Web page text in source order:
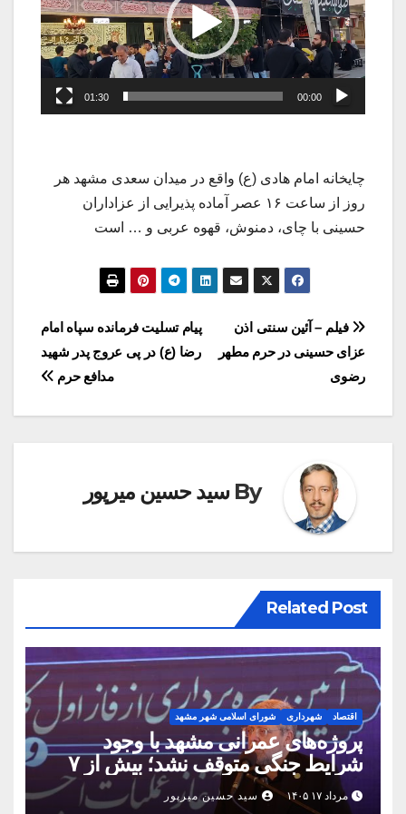
00:00
01:30
چایخانه امام هادی (ع) واقع در میدان سعدی مشهد هر
روز از ساعت ۱۶ عصر آماده پذیرایی از عزاداران
حسینی با چای، دمنوش، قهوه عربی و … است
راهبری
نوشته
پیام تسلیت فرمانده سپاه امام
رضا (ع) در پی عروج پدر شهید
مدافع حرم
فیلم – آئین سنتی اذن
عزای حسینی در حرم مطهر
رضوی
By سید حسین میرپور
Related Post
اقتصاد شهرداری شورای اسلامی شهر مشهد
پروژه‌های عمرانی مشهد با وجود
شرایط جنگی متوقف نشد؛ بیش از ۷
همت پروژه در ۱۶۰ روز به بهره‌برداری
مرداد ۱۷ ۱۴۰۵ سید حسین میرپور